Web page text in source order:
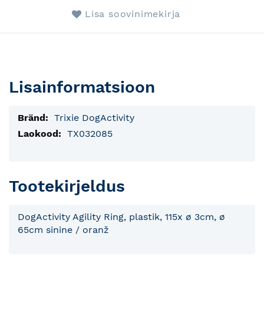
Lisa soovinimekirja
Lisainformatsioon
Lisainfo Trixie DogActivity
TX032085
Tootekirjeldus
DogActivity Agility Ring, plastik, 115x ø 3cm, ø
65cm sinine / oranž